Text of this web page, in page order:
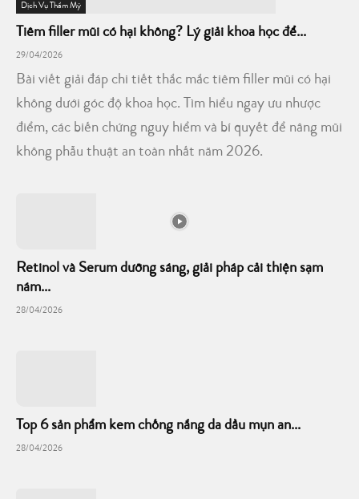
Dịch Vụ Thẩm Mỹ
Tiêm filler mũi có hại không? Lý giải khoa học để...
29/04/2026
Bài viết giải đáp chi tiết thắc mắc tiêm filler mũi có hại
không dưới góc độ khoa học. Tìm hiểu ngay ưu nhược
điểm, các biến chứng nguy hiểm và bí quyết để nâng mũi
không phẫu thuật an toàn nhất năm 2026.
Retinol và Serum dưỡng sáng, giải pháp cải thiện sạm
nám...
28/04/2026
Top 6 sản phẩm kem chống nắng da dầu mụn an...
28/04/2026